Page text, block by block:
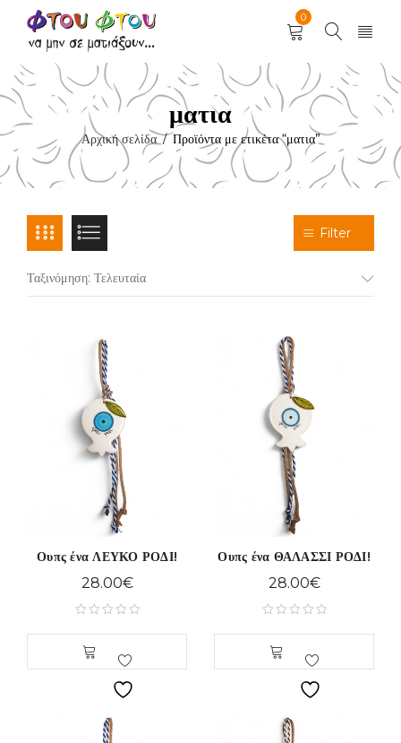
0
ματια
Αρχική σελίδα / Προϊόντα με ετικέτα “ματια”
Filter
Ταξινόμηση: Τελευταία
Ουπς ένα ΛΕΥΚΟ ΡΟΔΙ!
28.00€
Ουπς ένα ΘΑΛΑΣΣΙ ΡΟΔΙ!
28.00€